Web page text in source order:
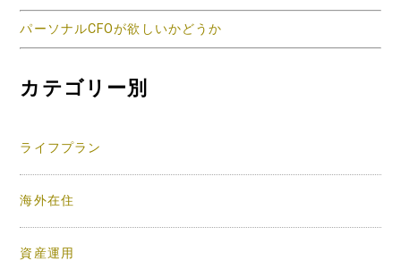
パーソナルCFOが欲しいかどうか
カテゴリー別
ライフプラン
海外在住
資産運用